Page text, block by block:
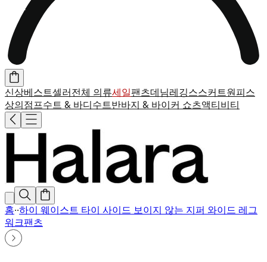
신상베스트셀러 전체 의류세일팬츠데님레깅스스커트원피스
상의 점프수트 & 바디수트반바지 & 바이커 쇼츠액티비티
홈··하이 웨이스트 타이 사이드 보이지 않는 지퍼 와이드 레그
워크팬츠